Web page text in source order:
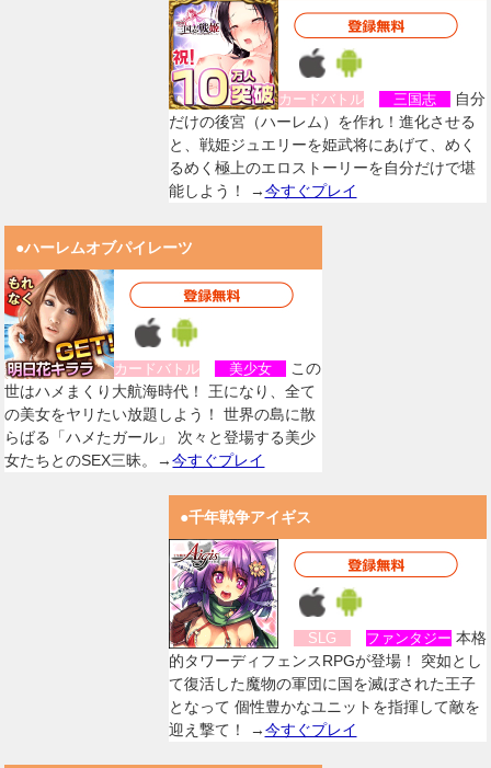
カードバトル 三国志
自分
だけの後宮（ハーレム）を作れ！進化させる
と、戦姫ジュエリーを姫武将にあげて、めく
るめく極上のエロストーリーを自分だけで堪
能しよう！ →今すぐプレイ
●ハーレムオブパイレーツ
カードバトル 美少女
この
世はハメまくり大航海時代！ 王になり、全て
の美女をヤリたい放題しよう！ 世界の島に散
らばる「ハメたガール」 次々と登場する美少
女たちとのSEX三昧。→今すぐプレイ
●千年戦争アイギス
SLG ファンタジー 本格
的タワーディフェンスRPGが登場！ 突如とし
て復活した魔物の軍団に国を滅ぼされた王子
となって 個性豊かなユニットを指揮して敵を
迎え撃て！ →今すぐプレイ